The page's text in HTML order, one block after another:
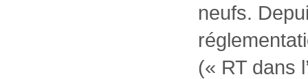
neufs.
(« RT dans